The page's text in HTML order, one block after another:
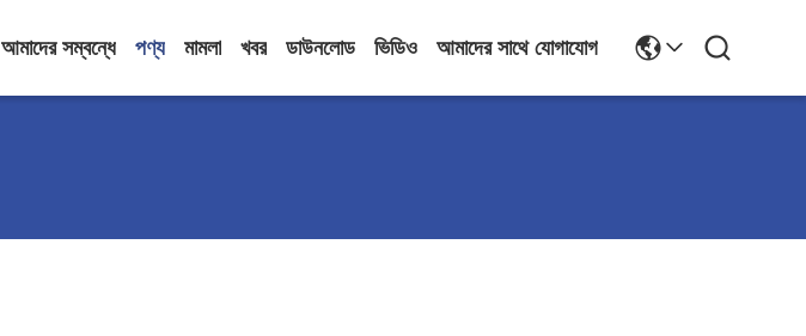
আমাদের সম্বন্ধে পণ্য মামলা খবর ডাউনলোড ভিডিও আমাদের সাথে যোগাযোগ